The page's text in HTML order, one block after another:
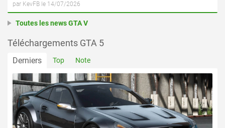
par KevFB le 14/07/2026
Toutes les news GTA V
Téléchargements GTA 5
Derniers Top Note